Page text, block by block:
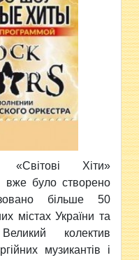
Хіти»
вже було створено
більше 50
містах України та
Великий колектив
музикантів і